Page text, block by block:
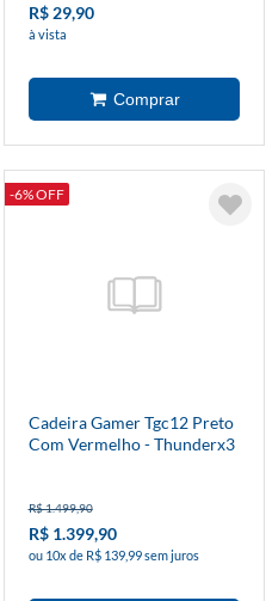
R$ 29,90
à vista
-6% OFF
Cadeira Gamer Tgc12 Preto
Com Vermelho - Thunderx3
R$ 1.499,90
R$ 1.399,90
ou 10x de R$ 139,99 sem juros